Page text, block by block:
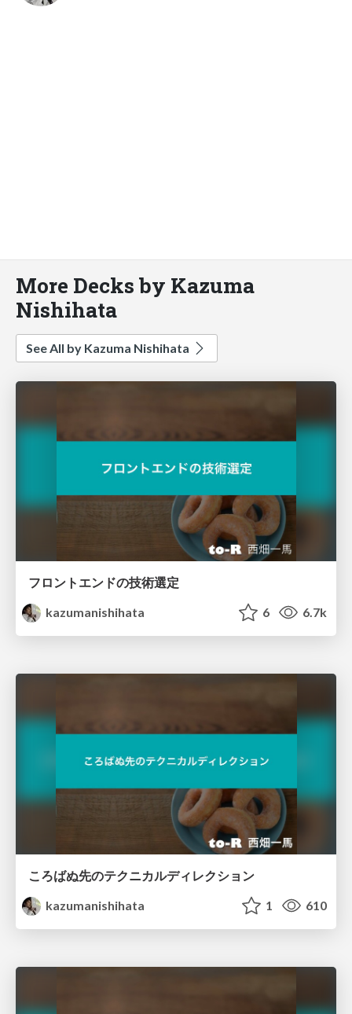
More Decks by Kazuma
Nishihata
See All by Kazuma Nishihata
フロントエンドの技術選定
kazumanishihata
6 6.7k
ころばぬ先のテクニカルディレクション
kazumanishihata
1 610